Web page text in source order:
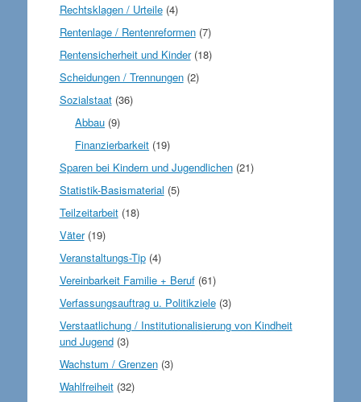
Rechtsklagen / Urteile(4)
Rentenlage / Rentenreformen(7)
Rentensicherheit und Kinder(18)
Scheidungen / Trennungen(2)
Sozialstaat(36)
Abbau (9)
Finanzierbarkeit (19)
Sparen bei Kindern und Jugendlichen(21)
Statistik-Basismaterial (5)
Teilzeitarbeit(18)
Väter(19)
Veranstaltungs-Tip(4)
Vereinbarkeit Familie + Beruf(61)
Verfassungsauftrag u. Politikziele(3)
Verstaatlichung / Institutionalisierung von Kindheit
und Jugend(3)
Wachstum / Grenzen(3)
Wahlfreiheit(32)